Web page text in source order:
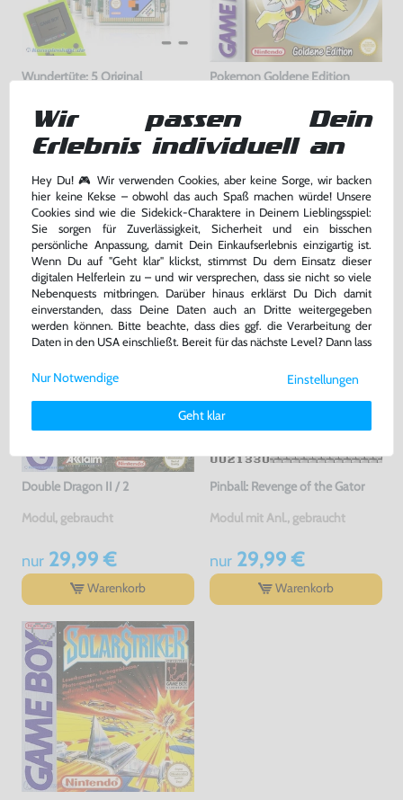
Wundertüte: 5 Original
gebraucht
nur54,99 €
Warenkorb
Pokemon Goldene Edition
DEUTSCH, Modul, gebraucht
nur99,99 €
Warenkorb
DAS HABEN ANDERE DAZU
GEKAUFT
Double Dragon II / 2
Modul, gebraucht
nur29,99 €
Warenkorb
Pinball: Revenge of the Gator
Modul mit Anl., gebraucht
nur29,99 €
Warenkorb
Wir passen Dein
Erlebnis individuell an
Hey Du! 🎮 Wir verwenden Cookies, aber keine Sorge, wir backen
hier keine Kekse – obwohl das auch Spaß machen würde! Unsere
Cookies sind wie die Sidekick-Charaktere in Deinem Lieblingsspiel:
Sie sorgen für Zuverlässigkeit, Sicherheit und ein bisschen
persönliche Anpassung, damit Dein Einkaufserlebnis einzigartig ist.
Wenn Du auf "Geht klar" klickst, stimmst Du dem Einsatz dieser
digitalen Helferlein zu – und wir versprechen, dass sie nicht so viele
Nebenquests mitbringen. Darüber hinaus erklärst Du Dich damit
einverstanden, dass Deine Daten auch an Dritte weitergegeben
werden können. Bitte beachte, dass dies ggf. die Verarbeitung der
Daten in den USA einschließt. Bereit für das nächste Level? Dann lass
Weitere Informationen zu den von uns verwendeten Cookies und
Deinen Rechten als Nutzer findest Du in unsererDaten­schutz­
Impressum.
Einstellungen
Geht klar
Nur Notwendige